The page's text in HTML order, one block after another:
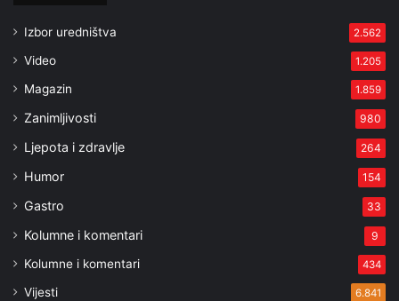
Izbor uredništva 2.562
Video 1.205
Magazin 1.859
Zanimljivosti 980
Ljepota i zdravlje 264
Humor 154
Gastro 33
Kolumne i komentari 9
Kolumne i komentari 434
Vijesti 6.841